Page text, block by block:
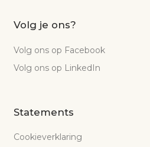
Volg je ons?
Volg ons op Facebook
Volg ons op LinkedIn
Statements
Cookieverklaring